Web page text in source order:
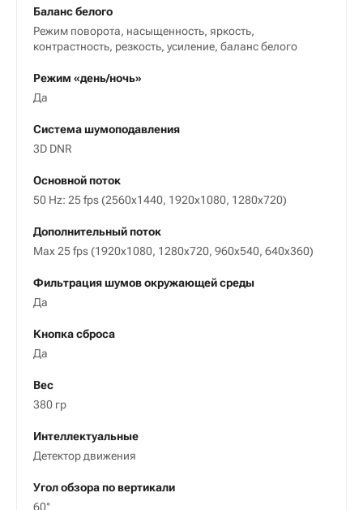
Баланс белого
Режим поворота, насыщенность, яркость,
контрастность, резкость, усиление, баланс белого
Режим «день/ночь»
Да
Система шумоподавления
3D DNR
Основной поток
50 Hz: 25 fps (2560x1440, 1920x1080, 1280x720)
Дополнительный поток
Max 25 fps (1920x1080, 1280x720, 960x540, 640x360)
Фильтрация шумов окружающей среды
Да
Кнопка сброса
Да
Вес
380 гр
Интеллектуальные
Детектор движения
Угол обзора по вертикали
60°